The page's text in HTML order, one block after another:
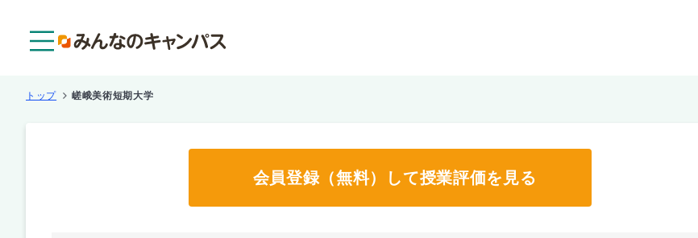
トップ 嵯峨美術短期大学
会員登録（無料）して授業評価を見る